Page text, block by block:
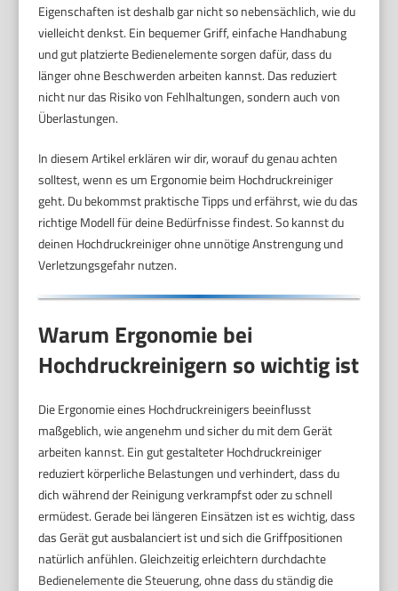
Eigenschaften ist deshalb gar nicht so nebensächlich, wie du
vielleicht denkst. Ein bequemer Griff, einfache Handhabung
und gut platzierte Bedienelemente sorgen dafür, dass du
länger ohne Beschwerden arbeiten kannst. Das reduziert
nicht nur das Risiko von Fehlhaltungen, sondern auch von
Überlastungen.
In diesem Artikel erklären wir dir, worauf du genau achten
solltest, wenn es um Ergonomie beim Hochdruckreiniger
geht. Du bekommst praktische Tipps und erfährst, wie du das
richtige Modell für deine Bedürfnisse findest. So kannst du
deinen Hochdruckreiniger ohne unnötige Anstrengung und
Verletzungsgefahr nutzen.
Warum Ergonomie bei
Hochdruckreinigern so wichtig ist
Die Ergonomie eines Hochdruckreinigers beeinflusst
maßgeblich, wie angenehm und sicher du mit dem Gerät
arbeiten kannst. Ein gut gestalteter Hochdruckreiniger
reduziert körperliche Belastungen und verhindert, dass du
dich während der Reinigung verkrampfst oder zu schnell
ermüdest. Gerade bei längeren Einsätzen ist es wichtig, dass
das Gerät gut ausbalanciert ist und sich die Griffpositionen
natürlich anfühlen. Gleichzeitig erleichtern durchdachte
Bedienelemente die Steuerung, ohne dass du ständig die